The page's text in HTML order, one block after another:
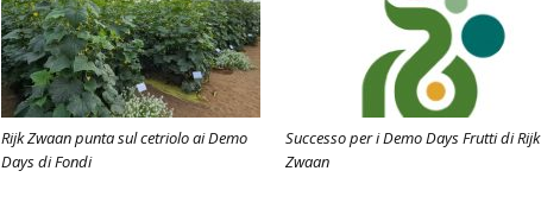
Rijk Zwaan punta sul cetriolo ai Demo
Days di Fondi
Successo per i Demo Days Frutti di Rijk
Zwaan